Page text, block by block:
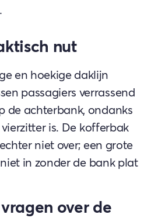
nut
en hoekige daklijn
passagiers verrassend
de achterbank, ondanks
is. De kofferbak
niet over; een grote
in zonder de bank plat
over de